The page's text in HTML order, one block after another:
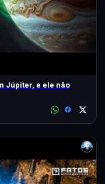
Júpiter, e ele não